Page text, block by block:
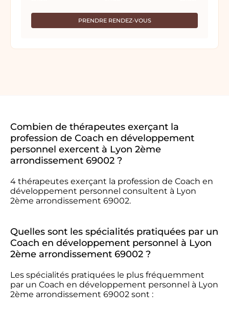
PRENDRE RENDEZ-VOUS
Combien de thérapeutes exerçant la
profession de Coach en développement
personnel exercent à Lyon 2ème
arrondissement 69002 ?
4 thérapeutes exerçant la profession de Coach en
développement personnel consultent à Lyon
2ème arrondissement 69002.
Quelles sont les spécialités pratiquées par un
Coach en développement personnel à Lyon
2ème arrondissement 69002 ?
Les spécialités pratiquées le plus fréquemment
par un Coach en développement personnel à Lyon
2ème arrondissement 69002 sont :